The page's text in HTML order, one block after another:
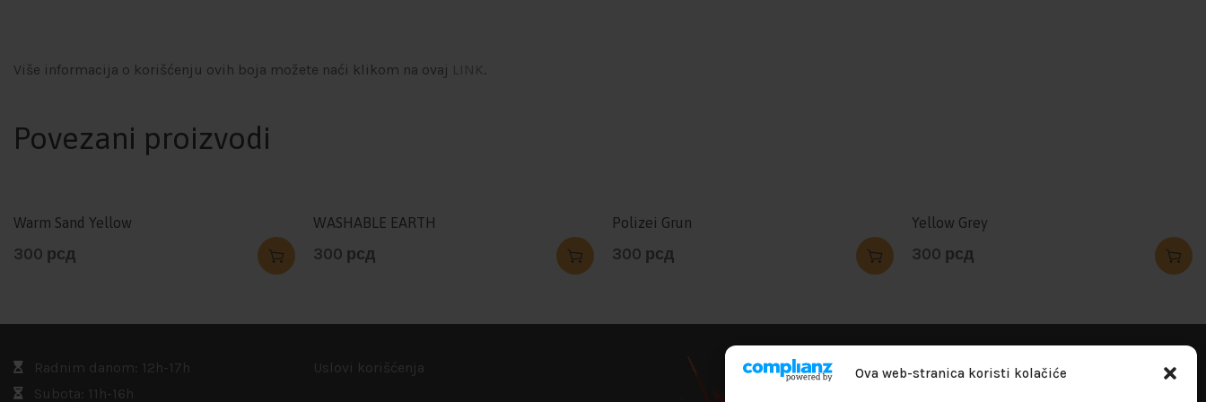
Ova web-stranica koristi kolačiće
Više informacija o korišćenju ovih boja možete naći klikom na ovaj
Povezani proizvodi
Warm Sand Yellow
300 рсд
WASHABLE EARTH
300 рсд
Polizei Grun
300 рсд
Yellow Grey
300 рсд
Radnim danom: 12h-17h
Subota: 11h-16h
Uslovi korišćenja
+381641129145